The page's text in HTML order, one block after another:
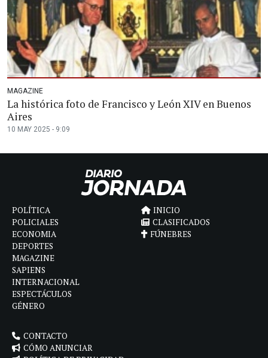
MAGAZINE
La histórica foto de Francisco y León XIV en Buenos
Aires
10 MAY 2025 - 9:09
POLÍTICA
POLICIALES
ECONOMIA
DEPORTES
MAGAZINE
SAPIENS
INTERNACIONAL
ESPECTÁCULOS
GÉNERO
INICIO
CLASIFICADOS
FÚNEBRES
CONTACTO
CÓMO ANUNCIAR